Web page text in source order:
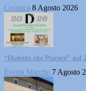
Cronaca 8 Agosto 2026
“Dialetto che Piacere” dal
Eventi Marche 7 Agosto